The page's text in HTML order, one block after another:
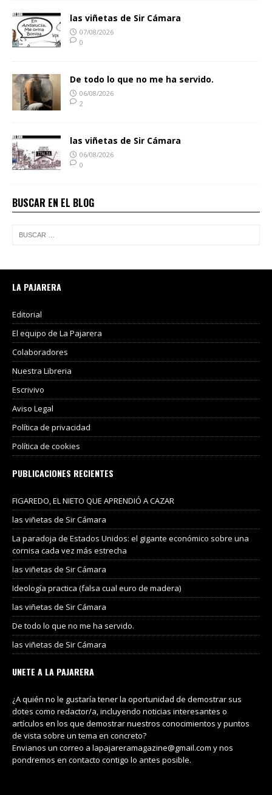
las viñetas de Sir Cámara
07/08/2026
0
De todo lo que no me ha servido.
06/08/2026
2
las viñetas de Sir Cámara
06/08/2026
0
BUSCAR EN EL BLOG
LA PAJARERA
Editorial
El equipo de La Pajarera
Colaboradores
Nuestra Libreria
Escrivivo
Aviso Legal
Política de privacidad
Política de cookies
PUBLICACIONES RECIENTES
FIGAREDO, EL NIETO QUE APRENDIÓ A CAZAR
las viñetas de Sir Cámara
La paradoja de Estados Unidos: el gigante económico sobre una
cornisa cada vez más estrecha
las viñetas de Sir Cámara
Ideología practica (falsa cual euro de madera)
las viñetas de Sir Cámara
De todo lo que no me ha servido.
las viñetas de Sir Cámara
UNETE A LA PAJARERA
¿A quién no le gustaría tener la oportunidad de demostrar sus
dotes como redactor/a, incluyendo noticias interesantes o
artículos en los que demostrar nuestros conocimientos y puntos
de vista sobre un tema en concreto?
Envianos un correo a lapajareramagazine@gmail.com y nos
pondremos en contacto contigo lo antes posible.